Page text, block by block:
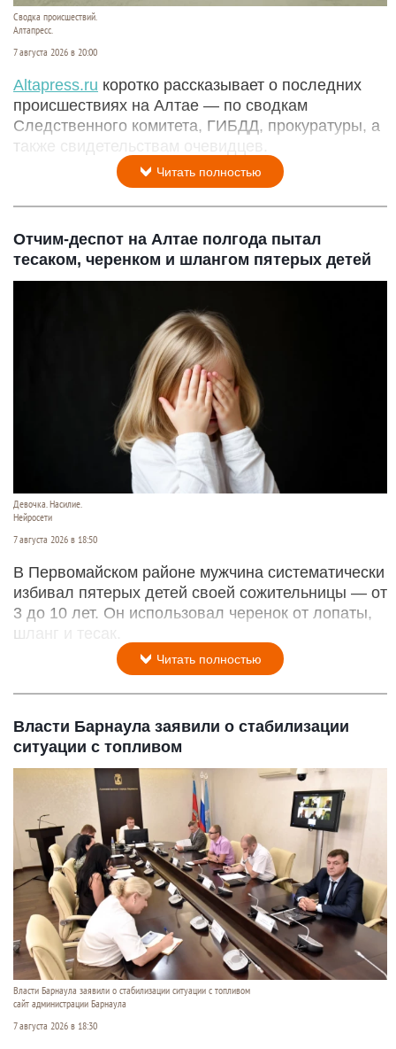
Сводка происшествий.
Алтапресс.
7 августа 2026 в 20:00
Аltapress.ru коротко рассказывает о последних
происшествиях на Алтае — по сводкам
Следственного комитета, ГИБДД, прокуратуры, а
также свидетельствам очевидцев.
Читать полностью
Отчим-деспот на Алтае полгода пытал
тесаком, черенком и шлангом пятерых детей
Девочка. Насилие.
Нейросети
7 августа 2026 в 18:50
В Первомайском районе мужчина систематически
избивал пятерых детей своей сожительницы — от
3 до 10 лет. Он использовал черенок от лопаты,
шланг и тесак.
Читать полностью
Власти Барнаула заявили о стабилизации
ситуации с топливом
Власти Барнаула заявили о стабилизации ситуации с топливом
сайт администрации Барнаула
7 августа 2026 в 18:30